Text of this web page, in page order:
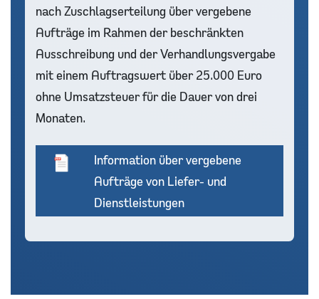
nach Zuschlagserteilung über vergebene
Aufträge im Rahmen der beschränkten
Ausschreibung und der Verhandlungsvergabe
mit einem Auftragswert über 25.000 Euro
ohne Umsatzsteuer für die Dauer von drei
Monaten.
Information über vergebene
Aufträge von Liefer- und
Dienstleistungen